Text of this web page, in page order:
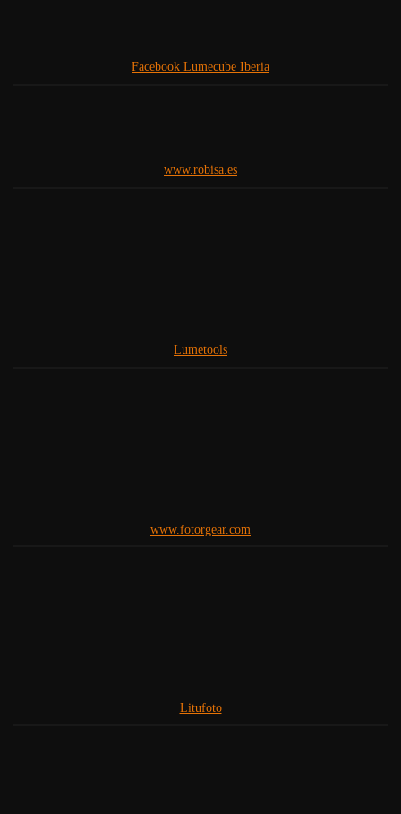
Facebook Lumecube Iberia
www.robisa.es
Lumetools
www.fotorgear.com
Litufoto